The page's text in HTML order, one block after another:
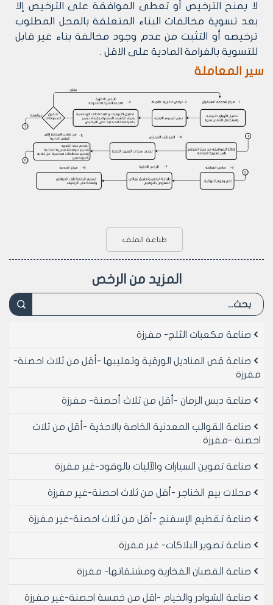
لا يمنح الترخيص أو تعطى الموافقة على الترخيص إلا
بعد تسوية مخالفات البناء المتعلقة بالمحل المطلوب
ترخيصه أو التثبت من عدم وجود مخالفة بناء غير قابل
للتسوية بالغرامة المادية على الاقل .
سير المعاملة
طباعة الملف
المزيد من الرخص
صناعة مكعبات الثلج- مفرزة
صناعة قص المناديل الورقية وتعليبها -أقل من ثلاث احصنة-
مفرزة
صناعة دبس الرمان -أقل من ثلاث أحصنة- مفرزة
صناعة القوالب المعدنية الخاصة بالاحذية -أقل من ثلاث
احصنة -مفرزة
صناعة تموين السيارات والآليات بالوقود-غير مفرزة
محلات بيع الخناجر -أقل من ثلاث احصنة-غير مفرزة
صناعة تقطيع الإسفنج -أقل من ثلاث احصنة-غير مفرزة
صناعة تصوير البلاكات- غير مفرزة
صناعة القضبان الفخارية ومشتقاتها- مفرزة
صناعة الشوادر والخيام -اقل من خمسة احصنة-غير مفرزة